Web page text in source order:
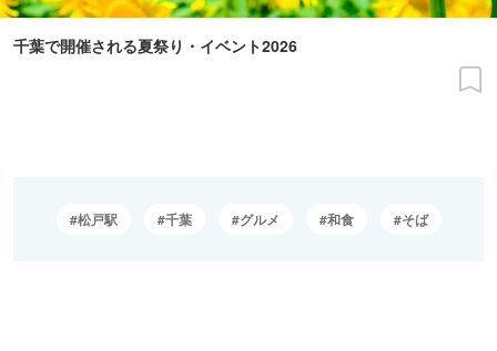
千葉で開催される夏祭り・イベント2026
松戸駅 千葉 グルメ 和食 そば